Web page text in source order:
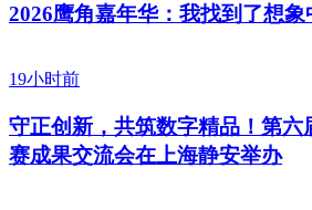
2026鹰角嘉年华：我找到了想象
19小时前
守正创新，共筑数字精品！第六
赛成果交流会在上海静安举办